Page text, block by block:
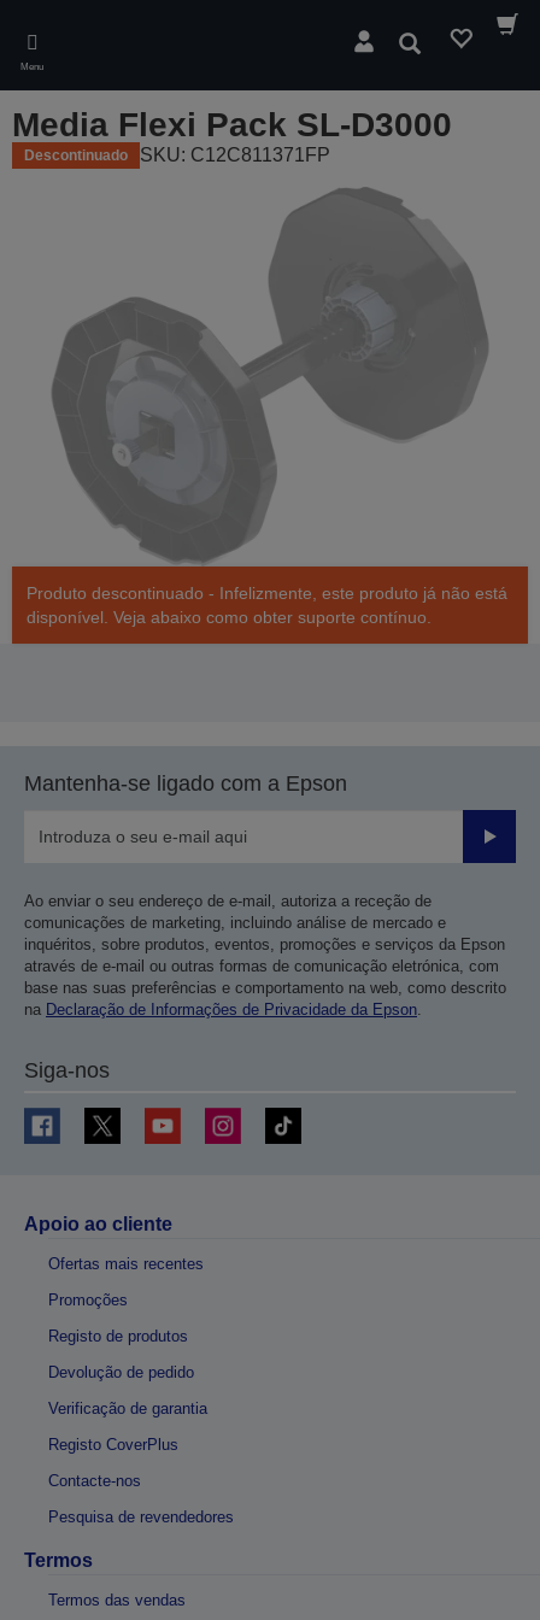
main
content
Menu
Pesquisar
Media Flexi Pack SL-D3000
Descontinuado SKU: C12C811371FP
Produto descontinuado - Infelizmente, este produto já não está
disponível. Veja abaixo como obter suporte contínuo.
Mantenha-se ligado com a Epson
Enviar
Ao enviar o seu endereço de e-mail, autoriza a receção de
comunicações de marketing, incluindo análise de mercado e
inquéritos, sobre produtos, eventos, promoções e serviços da Epson
através de e-mail ou outras formas de comunicação eletrónica, com
base nas suas preferências e comportamento na web, como descrito
na Declaração de Informações de Privacidade da Epson.
Siga-nos
Apoio ao cliente
Ofertas mais recentes
Promoções
Registo de produtos
Devolução de pedido
Verificação de garantia
Registo CoverPlus
Contacte-nos
Pesquisa de revendedores
Termos
Termos das vendas